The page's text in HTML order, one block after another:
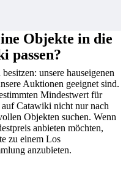
Objekte in die
passen?
unsere hauseigenen
Auktionen geeignet sind.
Mindestwert für
Catawiki nicht nur nach
Objekten suchen. Wenn
anbieten möchten,
zu einem Los
anzubieten.